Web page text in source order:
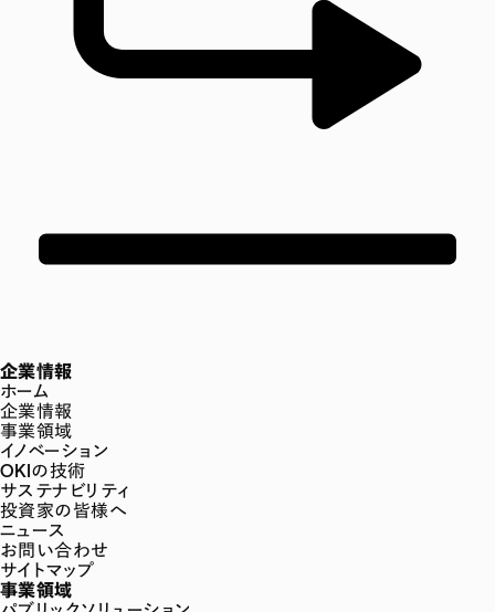
企業情報
ホーム
企業情報
事業領域
イノベーション
OKIの技術
サステナビリティ
投資家の皆様へ
ニュース
お問い合わせ
サイトマップ
事業領域